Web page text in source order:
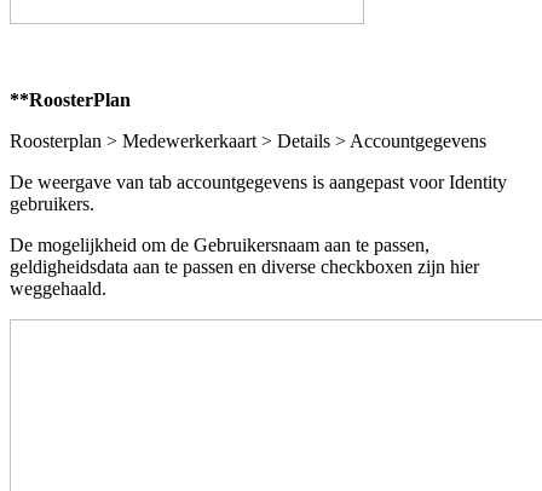
**RoosterPlan
Roosterplan > Medewerkerkaart > Details > Accountgegevens
De weergave van tab accountgegevens is aangepast voor Identity
gebruikers.
De mogelijkheid om de Gebruikersnaam aan te passen,
geldigheidsdata aan te passen en diverse checkboxen zijn hier
weggehaald.